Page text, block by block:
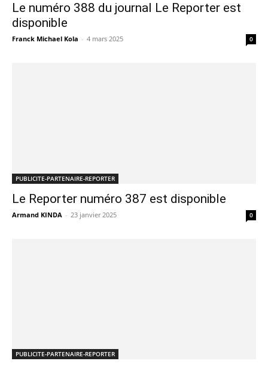
Le numéro 388 du journal Le Reporter est
disponible
Franck Michael Kola - 4 mars 2025 0
PUBLICITE-PARTENAIRE-REPORTER
Le Reporter numéro 387 est disponible
Armand KINDA - 23 janvier 2025 0
PUBLICITE-PARTENAIRE-REPORTER